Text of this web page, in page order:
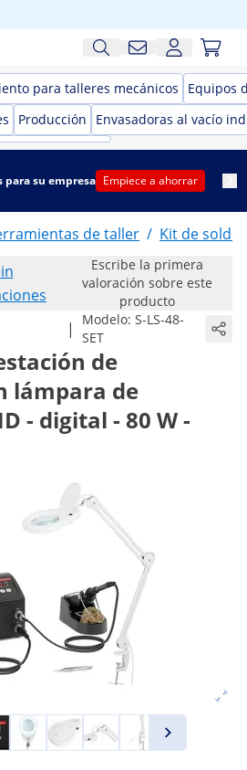
para talleres mecánicos
Equipos
Producción Envasadoras al vacío
para su empresa Empiece a ahorrar
de taller / Kit de
Escribe la primera
valoración sobre este
producto
| Modelo:S-LS-48-
SET
de
lámpara de
- digital - 80 W -